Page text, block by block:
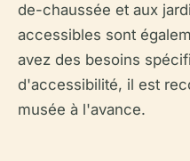
de-chaussée et aux
accessibles sont
avez des besoins
d'accessibilité, il est
musée à l'avance.